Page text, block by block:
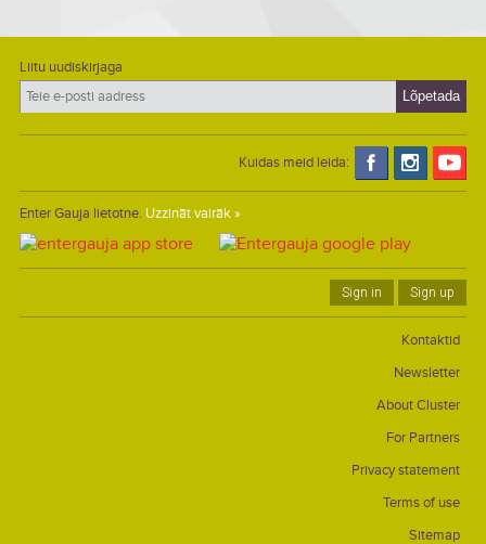
Liitu uudiskirjaga
Kuidas meid leida:
Enter Gauja lietotne. Uzzināt vairāk »
Sign in Sign up
Kontaktid
Newsletter
About Cluster
For Partners
Privacy statement
Terms of use
Sitemap